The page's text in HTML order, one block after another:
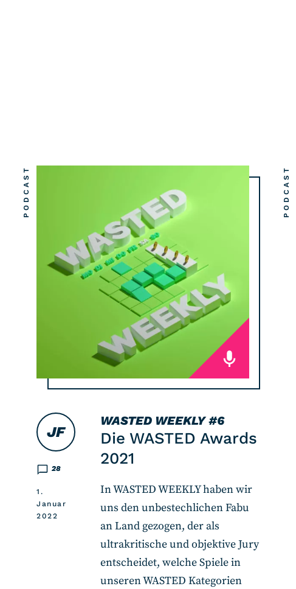
WASTED WEEKLY#6
Die WASTED Awards
2021
PODCAST
JF
28
1.
Januar
2022
In WASTED WEEKLY haben wir
uns den unbestechlichen Fabu
an Land gezogen, der als
ultrakritische und objektive Jury
entscheidet, welche Spiele in
unseren WASTED Kategorien
PODCAST